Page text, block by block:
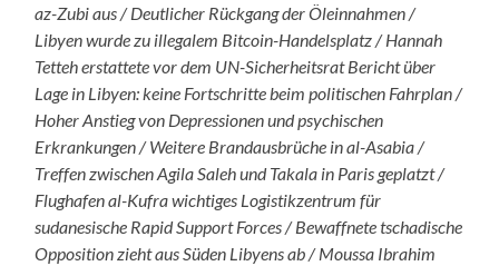
az-Zubi aus / Deutlicher Rückgang der Öleinnahmen /
Libyen wurde zu illegalem Bitcoin-Handelsplatz / Hannah
Tetteh erstattete vor dem UN-Sicherheitsrat Bericht über
Lage in Libyen: keine Fortschritte beim politischen Fahrplan /
Hoher Anstieg von Depressionen und psychischen
Erkrankungen / Weitere Brandausbrüche in al-Asabia /
Treffen zwischen Agila Saleh und Takala in Paris geplatzt /
Flughafen al-Kufra wichtiges Logistikzentrum für
sudanesische Rapid Support Forces / Bewaffnete tschadische
Opposition zieht aus Süden Libyens ab / Moussa Ibrahim